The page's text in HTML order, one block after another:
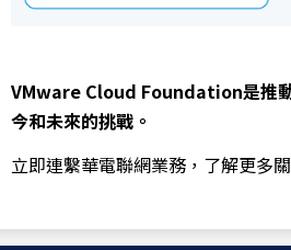
VMware Cloud Foundation是推動
今和未來的挑戰。
立即連繫華電聯網業務，了解更多